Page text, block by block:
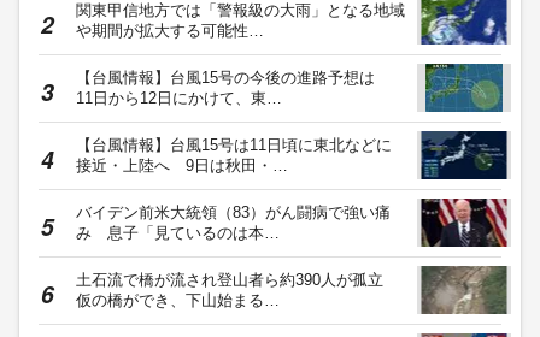
関東甲信地方では「警報級の大雨」となる地域
や期間が拡大する可能性…
【台風情報】台風15号の今後の進路予想は
11日から12日にかけて、東…
【台風情報】台風15号は11日頃に東北などに
接近・上陸へ 9日は秋田・…
バイデン前米大統領（83）がん闘病で強い痛
み 息子「見ているのは本…
土石流で橋が流され登山者ら約390人が孤立
仮の橋ができ、下山始まる…